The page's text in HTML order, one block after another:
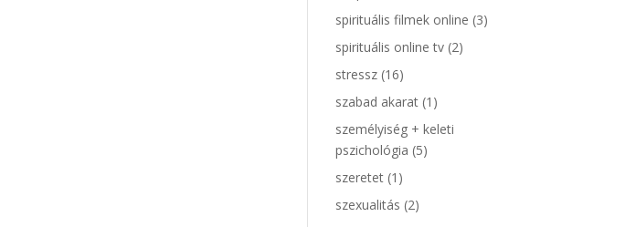
spirituális filmek online (3)
spirituális online tv (2)
stressz (16)
szabad akarat (1)
személyiség + keleti
pszichológia (5)
szeretet (1)
szexualitás (2)